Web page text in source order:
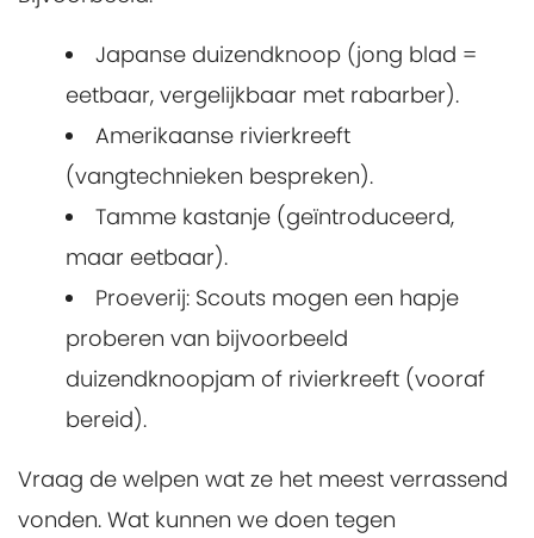
Japanse duizendknoop (jong blad =
eetbaar, vergelijkbaar met rabarber).
Amerikaanse rivierkreeft
(vangtechnieken bespreken).
Tamme kastanje (geïntroduceerd,
maar eetbaar).
Proeverij: Scouts mogen een hapje
proberen van bijvoorbeeld
duizendknoopjam of rivierkreeft (vooraf
bereid).
Vraag de welpen wat ze het meest verrassend
vonden. Wat kunnen we doen tegen